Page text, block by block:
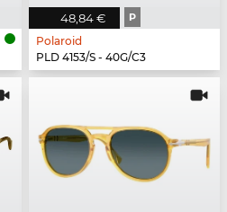
48,84 € P
Polaroid
PLD 4153/S - 40G/C3